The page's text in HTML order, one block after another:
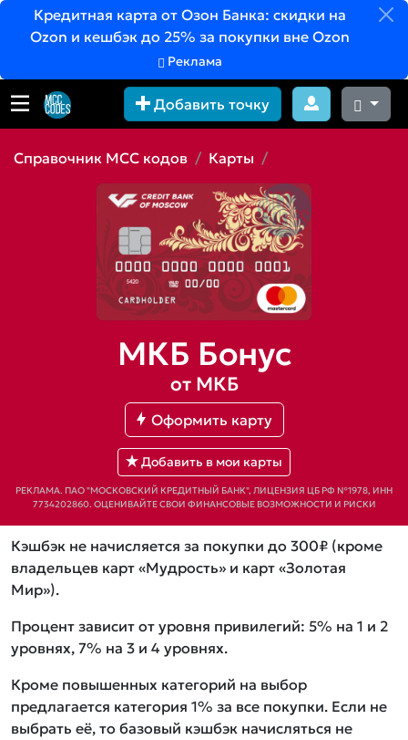
Кредитная карта от Озон Банка: скидки на
Ozon и кешбэк до 25% за покупки вне Ozon
Реклама
Добавить точку
Справочник MCC кодов Карты
МКБ Бонус
от МКБ
Оформить карту
Добавить в мои карты
РЕКЛАМА. ПАО "МОСКОВСКИЙ КРЕДИТНЫЙ БАНК", ЛИЦЕНЗИЯ ЦБ РФ №1978, ИНН
7734202860. ОЦЕНИВАЙТЕ СВОИ ФИНАНСОВЫЕ ВОЗМОЖНОСТИ И РИСКИ
Кэшбэк не начисляется за покупки до 300₽ (кроме
владельцев карт «Мудрость» и карт «Золотая
Мир»).
Процент зависит от уровня привилегий: 5% на 1 и 2
уровнях, 7% на 3 и 4 уровнях.
Кроме повышенных категорий на выбор
предлагается категория 1% за все покупки. Если не
выбрать её, то базовый кэшбэк начисляться не